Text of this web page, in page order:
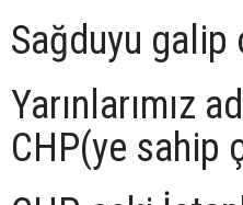
Sağduyu galip
Yarınlarımız
CHP(ye sahip